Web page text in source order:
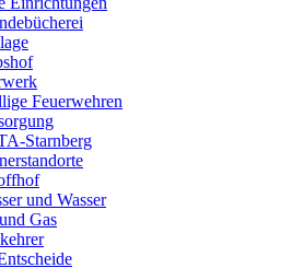
Feuerwehren
Starnberg
und Wasser
Gas